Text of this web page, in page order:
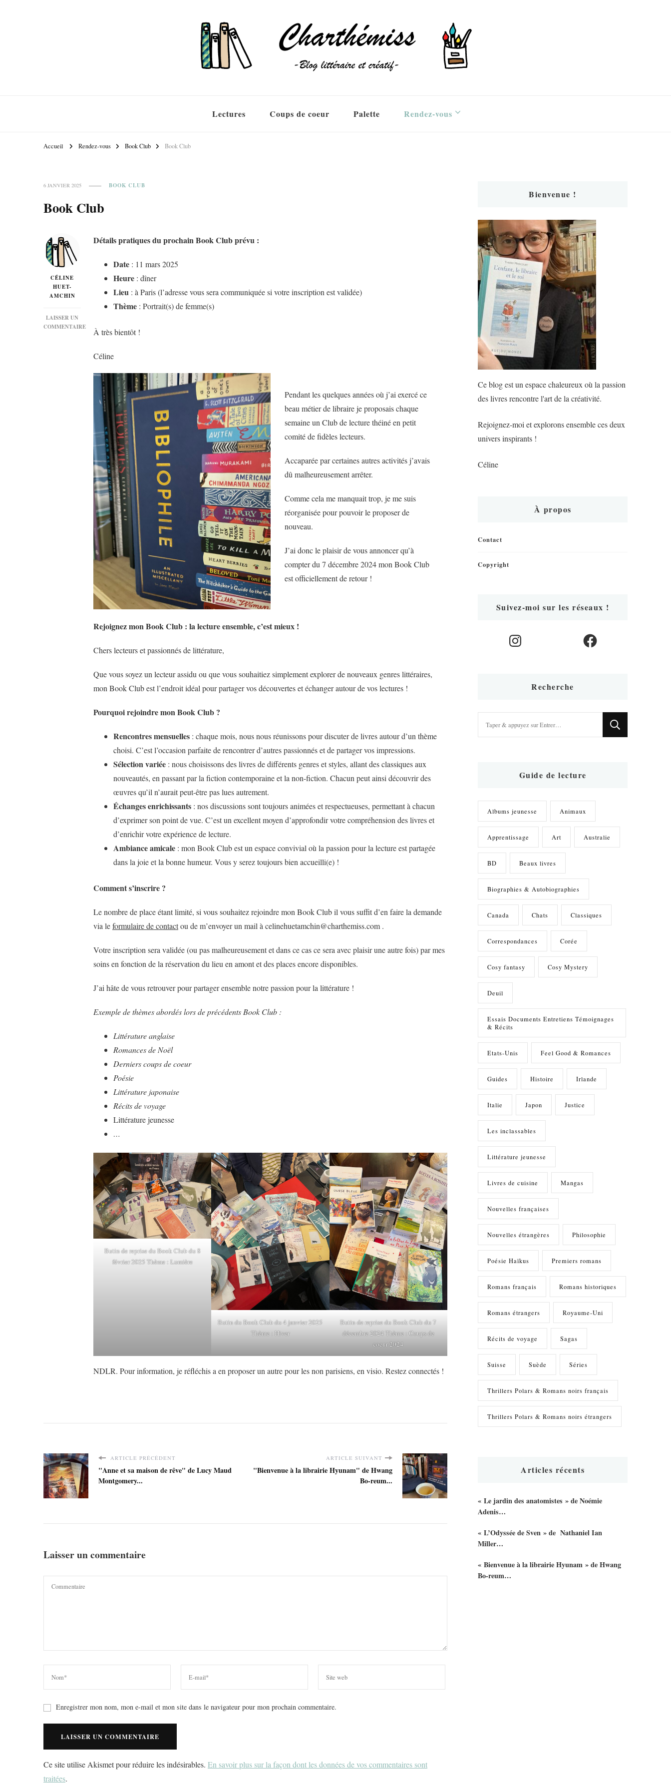
Lectures Coups de coeur Palette Rendez-vous
Accueil Rendez-vous Book Club Book Club
6 JANVIER 2025 BOOK CLUB
Book Club
CÉLINE
HUET-
AMCHIN
LAISSER UN
COMMENTAIRE
Détails pratiques du prochain Book Club prévu :
Date : 11 mars 2025
Heure : dîner
Lieu : à Paris (l’adresse vous sera communiquée si votre inscription est validée)
Thème : Portrait(s) de femme(s)
À très bientôt !
Céline
Pendant les quelques années où j’ai exercé ce
beau métier de libraire je proposais chaque
semaine un Club de lecture théiné en petit
comité de fidèles lecteurs.
Accaparée par certaines autres activités j’avais
dû malheureusement arrêter.
Comme cela me manquait trop, je me suis
réorganisée pour pouvoir le proposer de
nouveau.
J’ai donc le plaisir de vous annoncer qu’à
compter du 7 décembre 2024 mon Book Club
est officiellement de retour !
Rejoignez mon Book Club : la lecture ensemble, c’est mieux !
Chers lecteurs et passionnés de littérature,
Que vous soyez un lecteur assidu ou que vous souhaitiez simplement explorer de nouveaux genres littéraires,
mon Book Club est l’endroit idéal pour partager vos découvertes et échanger autour de vos lectures !
Pourquoi rejoindre mon Book Club ?
Rencontres mensuelles : chaque mois, nous nous réunissons pour discuter de livres autour d’un thème
choisi. C’est l’occasion parfaite de rencontrer d’autres passionnés et de partager vos impressions.
Sélection variée : nous choisissons des livres de différents genres et styles, allant des classiques aux
nouveautés, en passant par la fiction contemporaine et la non-fiction. Chacun peut ainsi découvrir des
œuvres qu’il n’aurait peut-être pas lues autrement.
Échanges enrichissants : nos discussions sont toujours animées et respectueuses, permettant à chacun
d’exprimer son point de vue. C’est un excellent moyen d’approfondir votre compréhension des livres et
d’enrichir votre expérience de lecture.
Ambiance amicale : mon Book Club est un espace convivial où la passion pour la lecture est partagée
dans la joie et la bonne humeur. Vous y serez toujours bien accueilli(e) !
Comment s’inscrire ?
Le nombre de place étant limité, si vous souhaitez rejoindre mon Book Club il vous suffit d’en faire la demande
via leformulaire de contactou de m’envoyer un mail à celinehuetamchin@charthemiss.com .
Votre inscription sera validée (ou pas malheureusement et dans ce cas ce sera avec plaisir une autre fois) par mes
soins en fonction de la réservation du lieu en amont et des places encore disponibles.
J’ai hâte de vous retrouver pour partager ensemble notre passion pour la littérature !
Exemple de thèmes abordés lors de précédents Book Club :
Littérature anglaise
Romances de Noël
Derniers coups de coeur
Poésie
Littérature japonaise
Récits de voyage
Littérature jeunesse
…
Butin de reprise du Book Club du 8
février 2025 Thème : Lumière
Butin du Book Club du 4 janvier 2025
Thème : Hiver
Butin de reprise du Book Club du 7
décembre 2024 Thème : Coups de
coeur 2024
NDLR. Pour information, je réfléchis a en proposer un autre pour les non parisiens, en visio. Restez connectés !
ARTICLE PRÉCÉDENT
"Anne et sa maison de rêve" de Lucy Maud
Montgomery...
ARTICLE SUIVANT
"Bienvenue à la librairie Hyunam" de Hwang
Bo-reum...
Laisser un commentaire
Enregistrer mon nom, mon e-mail et mon site dans le navigateur pour mon prochain commentaire.
Ce site utilise Akismet pour réduire les indésirables. En savoir plus sur la façon dont les données de vos commentaires sont
traitées.
Bienvenue !
Ce blog est un espace chaleureux où la passion
des livres rencontre l'art de la créativité.
Rejoignez-moi et explorons ensemble ces deux
univers inspirants !
Céline
À propos
Contact
Copyright
Suivez-moi sur les réseaux !
Instagram Facebook
Recherche
Guide de lecture
Albums jeunesse Animaux
Apprentissage Art Australie
BD Beaux livres
Biographies & Autobiographies
Canada Chats Classiques
Correspondances Corée
Cosy fantasy Cosy Mystery
Deuil
Essais Documents Entretiens Témoignages
& Récits
Etats-Unis Feel Good & Romances
Guides Histoire Irlande
Italie Japon Justice
Les inclassables
Littérature jeunesse
Livres de cuisine Mangas
Nouvelles françaises
Nouvelles étrangères Philosophie
Poésie Haïkus Premiers romans
Romans français Romans historiques
Romans étrangers Royaume-Uni
Récits de voyage Sagas
Suisse Suède Séries
Thrillers Polars & Romans noirs français
Thrillers Polars & Romans noirs étrangers
Articles récents
« Le jardin des anatomistes » de Noémie
Adenis…
« L’Odyssée de Sven » de Nathaniel Ian
Miller…
« Bienvenue à la librairie Hyunam » de Hwang
Bo-reum…